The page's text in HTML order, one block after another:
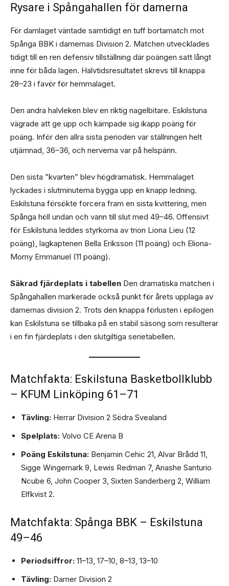
Rysare i Spångahallen för damerna
För damlaget väntade samtidigt en tuff bortamatch mot
Spånga BBK i damernas Division 2. Matchen utvecklades
tidigt till en ren defensiv tillställning där poängen satt långt
inne för båda lagen. Halvtidsresultatet skrevs till knappa
28–23 i favör för hemmalaget.
Den andra halvleken blev en riktig nagelbitare. Eskilstuna
vägrade att ge upp och kämpade sig ikapp poäng för
poäng. Inför den allra sista perioden var ställningen helt
utjämnad, 36–36, och nerverna var på helspänn.
Den sista ”kvarten” blev högdramatisk. Hemmalaget
lyckades i slutminuterna bygga upp en knapp ledning.
Eskilstuna försökte forcera fram en sista kvittering, men
Spånga höll undan och vann till slut med 49–46. Offensivt
för Eskilstuna leddes styrkorna av trion Liona Lieu (12
poäng), lagkaptenen Bella Eriksson (11 poäng) och Eliona-
Morny Emmanuel (11 poäng).
Säkrad fjärdeplats i tabellen Den dramatiska matchen i
Spångahallen markerade också punkt för årets upplaga av
damernas division 2. Trots den knappa förlusten i epilogen
kan Eskilstuna se tillbaka på en stabil säsong som resulterar
i en fin fjärdeplats i den slutgiltiga serietabellen.
Matchfakta: Eskilstuna Basketbollklubb
– KFUM Linköping 61–71
Tävling: Herrar Division 2 Södra Svealand
Spelplats: Volvo CE Arena B
Poäng Eskilstuna: Benjamin Cehic 21, Alvar Brådd 11,
Sigge Wingemark 9, Lewis Redman 7, Anashe Santurio
Ncube 6, John Cooper 3, Sixten Sanderberg 2, William
Elfkvist 2.
Matchfakta: Spånga BBK – Eskilstuna
49–46
Periodsiffror: 11–13, 17–10, 8–13, 13–10
Tävling: Damer Division 2